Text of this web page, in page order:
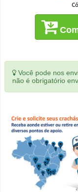
Você pode nos
não é obrigatório